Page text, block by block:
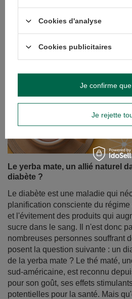
Le yerba mate, un allié naturel
diabète ?
Le diabète est une maladie qui
planification consciente du
et l'évitement des produits qui
sucre dans le sang. Il n'est donc
nombreuses personnes souffrant
posent la question suivante : un
de la yerba mate ? Le thé maté,
sud-américaine, est reconnu
pour son goût, ses effets
potentielles pour la santé. Mais
Cookies d'analyse
Cookies publicitaires
Je rejette
Je confirme